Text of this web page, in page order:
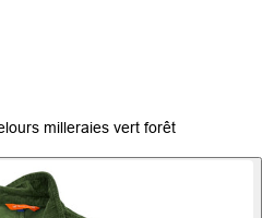
milleraies vert forêt